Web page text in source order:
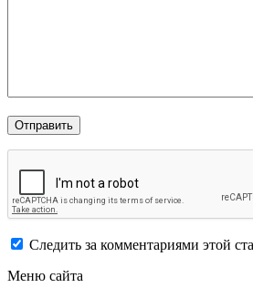
Следить за комментариями этой
Меню сайта